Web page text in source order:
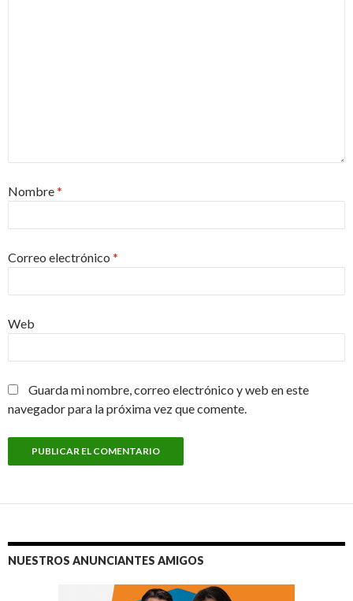
Nombre*
Correo electrónico *
Web
Guarda mi nombre, correo electrónico y web en este
navegador para la próxima vez que comente.
NUESTROS ANUNCIANTES AMIGOS